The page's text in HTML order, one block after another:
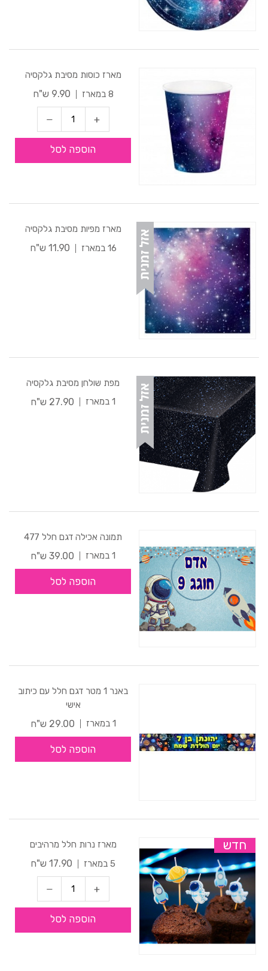
מארז כוסות מסיבת גלקסיה
8 במארז
9.90 ש"ח
הוספה לסל
מארז מפיות מסיבת גלקסיה
16 במארז
11.90 ש"ח
מפת שולחן מסיבת גלקסיה
1 במארז
27.90 ש"ח
תמונה אכילה דגם חלל 477
1 במארז
39.00 ש"ח
הוספה לסל
באנר 1 מטר דגם חלל עם כיתוב
אישי
1 במארז
29.00 ש"ח
הוספה לסל
חדש
מארז נרות חלל מרהיבים
5 במארז
17.90 ש"ח
הוספה לסל